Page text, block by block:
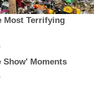
Most Terrifying
Show' Moments